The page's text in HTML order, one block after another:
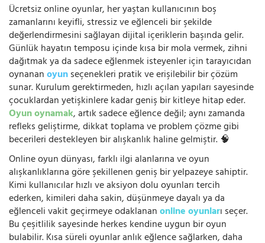
Ücretsiz online oyunlar, her yaştan kullanıcının boş
zamanlarını keyifli, stressiz ve eğlenceli bir şekilde
değerlendirmesini sağlayan dijital içeriklerin başında gelir.
Günlük hayatın temposu içinde kısa bir mola vermek, zihni
dağıtmak ya da sadece eğlenmek isteyenler için tarayıcıdan
oynananoyunseçenekleri pratik ve erişilebilir bir çözüm
sunar. Kurulum gerektirmeden, hızlı açılan yapıları sayesinde
çocuklardan yetişkinlere kadar geniş bir kitleye hitap eder.
Oyun oynamak, artık sadece eğlence değil; aynı zamanda
refleks geliştirme, dikkat toplama ve problem çözme gibi
becerileri destekleyen bir alışkanlık haline gelmiştir. 🧠
Online oyun dünyası, farklı ilgi alanlarına ve oyun
alışkanlıklarına göre şekillenen geniş bir yelpazeye sahiptir.
Kimi kullanıcılar hızlı ve aksiyon dolu oyunları tercih
ederken, kimileri daha sakin, düşünmeye dayalı ya da
eğlenceli vakit geçirmeye odaklananonline oyunları seçer.
Bu çeşitlilik sayesinde herkes kendine uygun bir oyun
bulabilir. Kısa süreli oyunlar anlık eğlence sağlarken, daha